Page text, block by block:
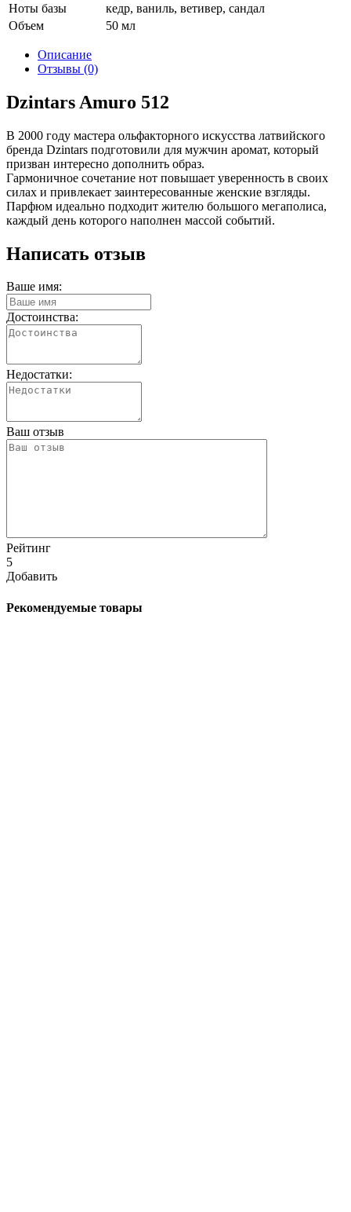
Ноты базы
кедр, ваниль, ветивер, сандал
Объем
50 мл
Описание
Отзывы (0)
Dzintars Amuro 512
В 2000 году мастера ольфакторного искусства латвийского
бренда Dzintars подготовили для мужчин аромат, который
призван интересно дополнить образ.
Гармоничное сочетание нот повышает уверенность в своих
силах и привлекает заинтересованные женские взгляды.
Парфюм идеально подходит жителю большого мегаполиса,
каждый день которого наполнен массой событий.
Написать отзыв
Ваше имя:
Достоинства:
Недостатки:
Ваш отзыв
Рейтинг
5
Добавить
Рекомендуемые товары